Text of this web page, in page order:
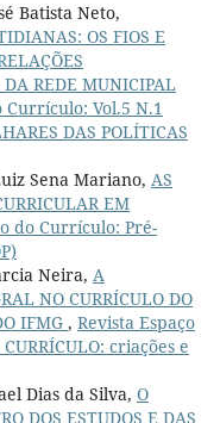
Batista Neto,
OS FIOS E
REDE MUNICIPAL
Currículo: Vol.5 N.1
DAS POLÍTICAS
Sena Mariano, AS
EM
do Currículo: Pré-
Neira, A
NO CURRÍCULO DO
IFMG , Revista Espaço
criações e
Dias da Silva, O
DOS ESTUDOS E DAS